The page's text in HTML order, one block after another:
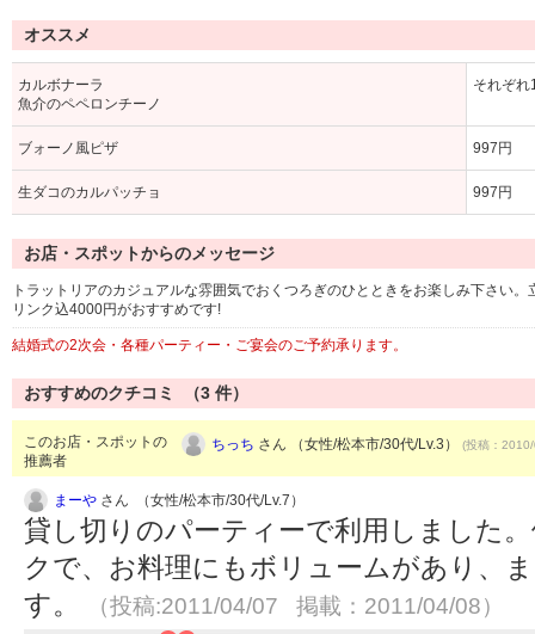
オススメ
カルボナーラ
魚介のペペロンチーノ
それぞれ
ブォーノ風ピザ 997円
生ダコのカルパッチョ 997円
お店・スポットからのメッセージ
トラットリアのカジュアルな雰囲気でおくつろぎのひとときをお楽しみ下さい
リンク込4000円がおすすめです!
結婚式の2次会・各種パーティー・ご宴会のご予約承ります。
おすすめのクチコミ （3 件）
このお店・スポットの
推薦者
ちっち さん （女性/松本市/30代/Lv.3） (投稿：
まーや さん （女性/松本市/30代/Lv.7）
貸し切りのパーティーで利用しました
クで、お料理にもボリュームがあり、
す。
（投稿:2011/04/07 掲載：2011/04/08）